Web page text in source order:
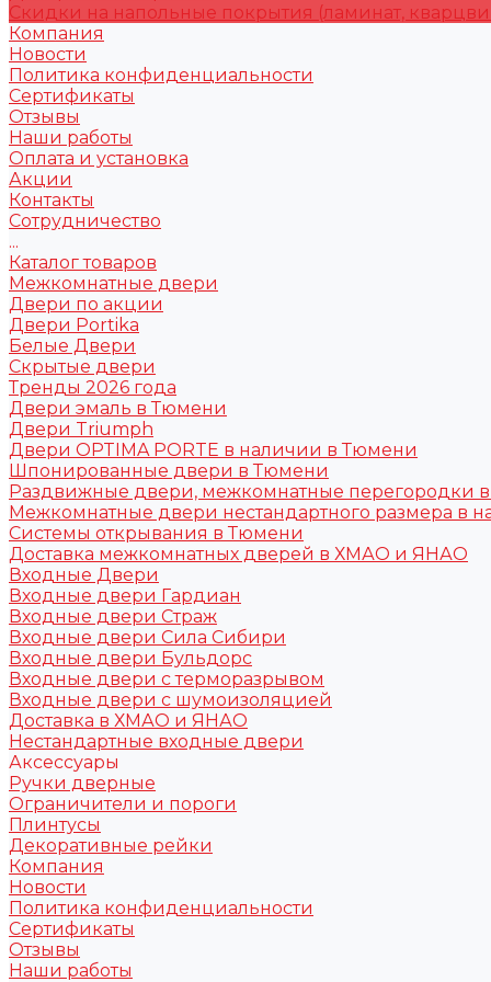
Скидки на напольные покрытия (ламинат,
Компания
Новости
Политика конфиденциальности
Сертификаты
Отзывы
Наши работы
Оплата и установка
Акции
Контакты
Сотрудничество
...
Каталог товаров
Межкомнатные двери
Двери по акции
Двери Portika
Белые Двери
Скрытые двери
Тренды 2026 года
Двери эмаль в Тюмени
Двери Triumph
Двери OPTIMA PORTE в наличии в Тюмени
Шпонированные двери в Тюмени
Раздвижные двери, межкомнатные перегородки
Межкомнатные двери нестандартного размера в
Системы открывания в Тюмени
Доставка межкомнатных дверей в ХМАО и ЯНАО
Входные Двери
Входные двери Гардиан
Входные двери Страж
Входные двери Сила Сибири
Входные двери Бульдорс
Входные двери с терморазрывом
Входные двери с шумоизоляцией
Доставка в ХМАО и ЯНАО
Нестандартные входные двери
Аксессуары
Ручки дверные
Ограничители и пороги
Плинтусы
Декоративные рейки
Компания
Новости
Политика конфиденциальности
Сертификаты
Отзывы
Наши работы